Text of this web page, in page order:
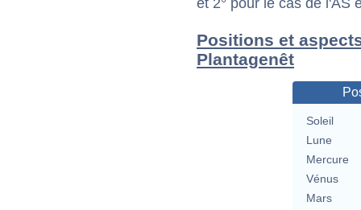
et 2° pour le cas de l'AS
Positions et
Plantagenêt
Soleil
Lune
Mercure
Vénus
Mars